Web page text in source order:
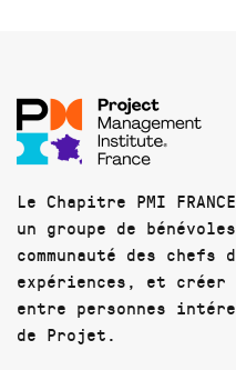
Le Chapitre PMI
un groupe de
communauté des
expériences, et créer
entre personnes
de Projet.